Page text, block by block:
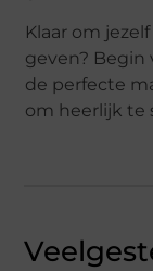
Klaar om
geven? Begin
de perfecte
om heerlijk te